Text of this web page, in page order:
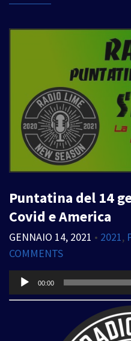
Puntatina del 14
Covid e America
GENNAIO 14, 2021 • 2021,
COMMENTS
Audio
Player
00:00